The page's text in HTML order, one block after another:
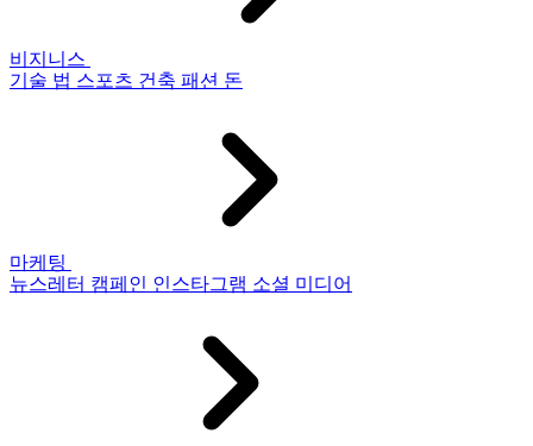
비지니스
기술 법 스포츠 건축 패션 돈
마케팅
뉴스레터 캠페인 인스타그램 소셜 미디어